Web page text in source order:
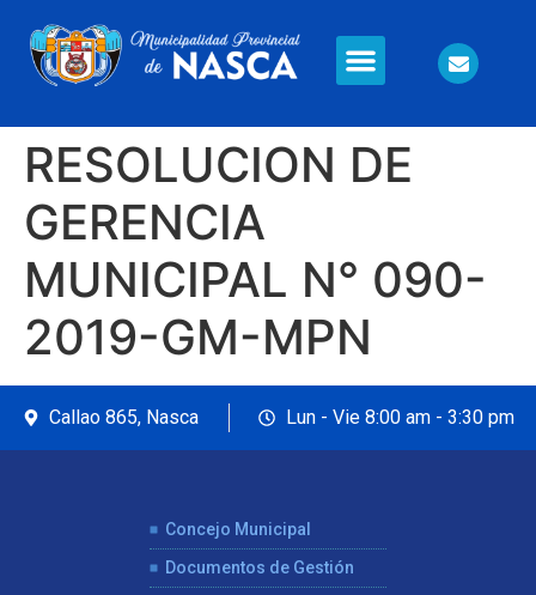
RESOLUCION DE
GERENCIA
MUNICIPAL N° 090-
2019-GM-MPN
Callao 865, Nasca Lun - Vie 8:00 am - 3:30 pm
Concejo Municipal
Documentos de Gestión